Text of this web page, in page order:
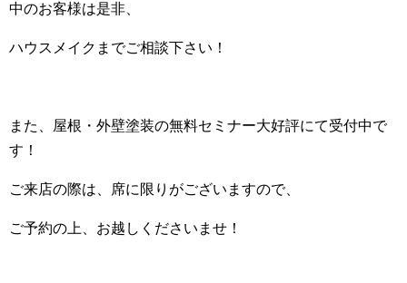
中のお客様は是非、
ハウスメイクまでご相談下さい！
また、屋根・外壁塗装の無料セミナー大好評にて受付中で
す！
ご来店の際は、席に限りがございますので、
ご予約の上、お越しくださいませ！